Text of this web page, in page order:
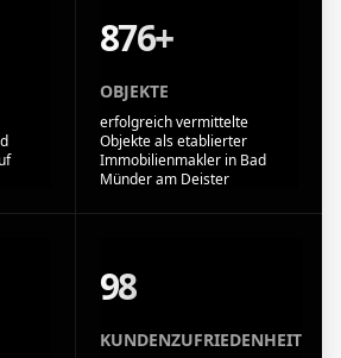
876+
OBJEKTE
erfolgreich vermittelte
Objekte als etablierter
Immobilienmakler in Bad
Münder am Deister
98
KUNDENZUFRIEDENHEIT